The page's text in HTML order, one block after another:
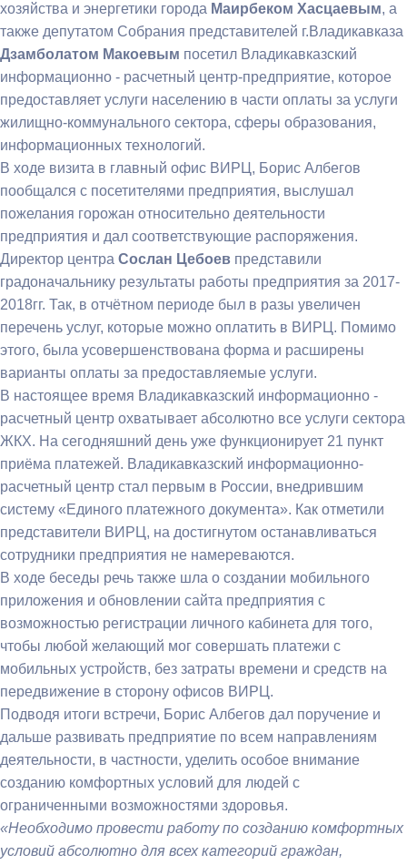
хозяйства и энергетики города Маирбеком Хасцаевым, а
также депутатом Собрания представителей г.Владикавказа
Дзамболатом Макоевым посетил Владикавказский
информационно - расчетный центр-предприятие, которое
предоставляет услуги населению в части оплаты за услуги
жилищно-коммунального сектора, сферы образования,
информационных технологий.
В ходе визита в главный офис ВИРЦ, Борис Албегов
пообщался с посетителями предприятия, выслушал
пожелания горожан относительно деятельности
предприятия и дал соответствующие распоряжения.
Директор центра Сослан Цебоев представили
градоначальнику результаты работы предприятия за 2017-
2018гг. Так, в отчётном периоде был в разы увеличен
перечень услуг, которые можно оплатить в ВИРЦ. Помимо
этого, была усовершенствована форма и расширены
варианты оплаты за предоставляемые услуги.
В настоящее время Владикавказский информационно -
расчетный центр охватывает абсолютно все услуги сектора
ЖКХ. На сегодняшний день уже функционирует 21 пункт
приёма платежей. Владикавказский информационно-
расчетный центр стал первым в России, внедрившим
систему «Единого платежного документа». Как отметили
представители ВИРЦ, на достигнутом останавливаться
сотрудники предприятия не намереваются.
В ходе беседы речь также шла о создании мобильного
приложения и обновлении сайта предприятия с
возможностью регистрации личного кабинета для того,
чтобы любой желающий мог совершать платежи с
мобильных устройств, без затраты времени и средств на
передвижение в сторону офисов ВИРЦ.
Подводя итоги встречи, Борис Албегов дал поручение и
дальше развивать предприятие по всем направлениям
деятельности, в частности, уделить особое внимание
созданию комфортных условий для людей с
ограниченными возможностями здоровья.
«Необходимо провести работу по созданию комфортных
условий абсолютно для всех категорий граждан,